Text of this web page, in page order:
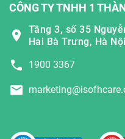
CÔNG TY TNHH 1
Tầng 3, số 35
Hai Bà Trưng, Hà Nội
1900 3367